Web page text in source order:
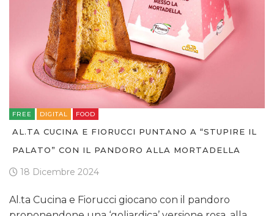
FREE DIGITAL FOOD
AL.TA CUCINA E FIORUCCI PUNTANO A “STUPIRE IL
PALATO” CON IL PANDORO ALLA MORTADELLA
18 Dicembre 2024
Al.ta Cucina e Fiorucci giocano con il pandoro